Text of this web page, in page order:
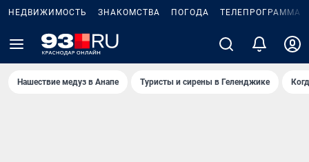
НЕДВИЖИМОСТЬ ЗНАКОМСТВА ПОГОДА ТЕЛЕПРОГРАММА
Нашествие медуз в Анапе Туристы и сирены в Геленджике